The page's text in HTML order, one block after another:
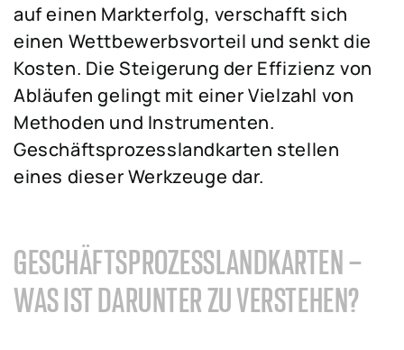
auf einen Markterfolg, verschafft sich
einen Wettbewerbsvorteil und senkt die
Kosten. Die Steigerung der Effizienz von
Abläufen gelingt mit einer Vielzahl von
Methoden und Instrumenten.
Geschäftsprozesslandkarten stellen
eines dieser Werkzeuge dar.
GESCHÄFTSPROZESSLANDKARTEN –
WAS IST DARUNTER ZU VERSTEHEN?